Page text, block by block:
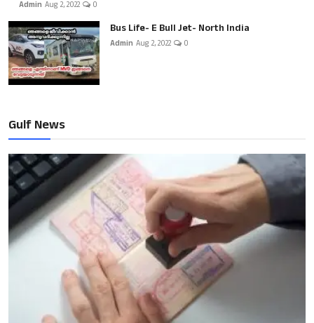
Admin Aug 2, 2022 0
Bus Life- E Bull Jet- North India
Admin Aug 2, 2022 0
Gulf News